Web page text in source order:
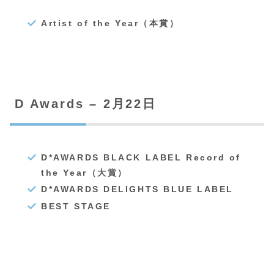
Artist of the Year（本賞）
D Awards – 2月22日
D*AWARDS BLACK LABEL Record of
the Year（大賞）
D*AWARDS DELIGHTS BLUE LABEL
BEST STAGE